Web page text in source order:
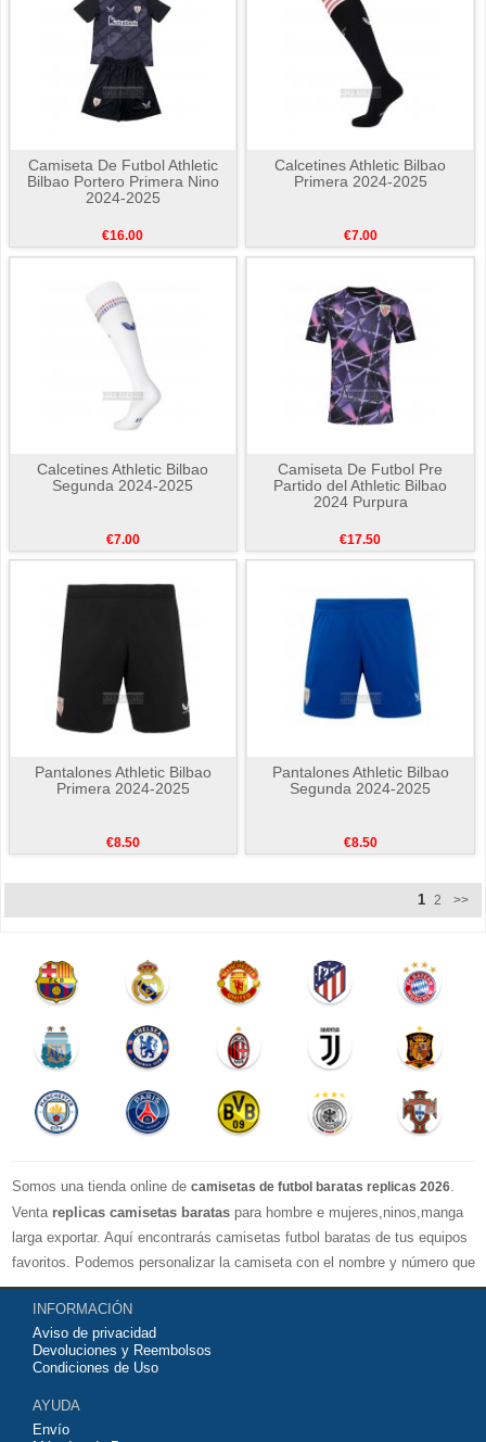
Camiseta De Futbol Athletic
Bilbao Portero Primera Nino
2024-2025
€16.00
Calcetines Athletic Bilbao
Primera 2024-2025
€7.00
Calcetines Athletic Bilbao
Segunda 2024-2025
€7.00
Camiseta De Futbol Pre
Partido del Athletic Bilbao
2024 Purpura
€17.50
Pantalones Athletic Bilbao
Primera 2024-2025
€8.50
Pantalones Athletic Bilbao
Segunda 2024-2025
€8.50
1 2 >>
Somos una tienda online de camisetas de futbol baratas replicas 2026.
Venta replicas camisetas baratas para hombre e mujeres,ninos,manga
larga exportar. Aquí encontrarás camisetas futbol baratas de tus equipos
favoritos. Podemos personalizar la camiseta con el nombre y número que
quieras. Nuestrascamisetas de futbol replicasson de máxima calidad
tailandesa por lo que estamos convencidos que quedarás muy satisfecho
con ella. Estas camisetas tienen un tejido transpirable por lo que te
servirán para jugar al fútbol o simplemente para animar a tu equipo
contáctanos y haremos lo posible para conseguirtela lo más barata
posible.
INFORMACIÓN
Aviso de privacidad
Devoluciones y Reembolsos
Condiciones de Uso
AYUDA
Envío